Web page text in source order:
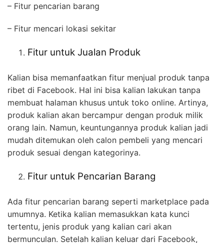
– Fitur pencarian barang
– Fitur mencari lokasi sekitar
Fitur untuk Jualan Produk
Kalian bisa memanfaatkan fitur menjual produk tanpa
ribet di Facebook. Hal ini bisa kalian lakukan tanpa
membuat halaman khusus untuk toko online. Artinya,
produk kalian akan bercampur dengan produk milik
orang lain. Namun, keuntungannya produk kalian jadi
mudah ditemukan oleh calon pembeli yang mencari
produk sesuai dengan kategorinya.
Fitur untuk Pencarian Barang
Ada fitur pencarian barang seperti marketplace pada
umumnya. Ketika kalian memasukkan kata kunci
tertentu, jenis produk yang kalian cari akan
bermunculan. Setelah kalian keluar dari Facebook,